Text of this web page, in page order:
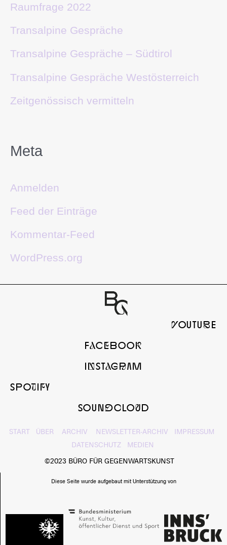
Raumfrage 2022
Transalpine Gespräche
Transalpine Gespräche – Südtirol
Transalpine Gespräche Westösterreich
Zeitgenössisch vermitteln
Meta
Anmelden
Feed der Einträge
Kommentar-Feed
WordPress.org
yOUTUbE
FaCeBOOk
InSTaGrAM
SPOtIfY
SOUNdcLOuD
START ÜBER ARCHIV NEWSLETTER-ARCHIV
IMPRESSUM
DATENSCHUTZ
MEDIEN
©2023 BÜRO FÜR GEGENWARTSKUNST
Diese Seite wurde aufgebaut mit Unterstützung von